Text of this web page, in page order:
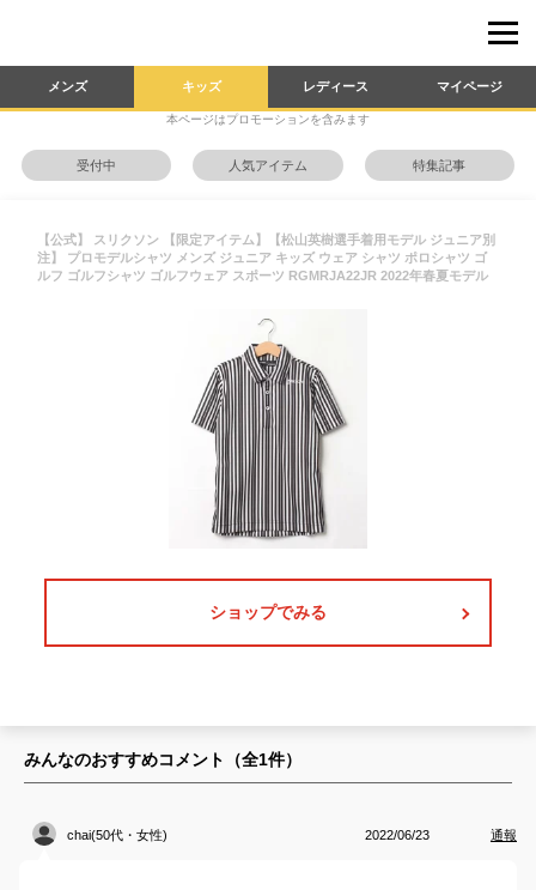
メンズ キッズ レディース マイページ
本ページはプロモーションを含みます
受付中 人気アイテム 特集記事
【公式】 スリクソン 【限定アイテム】【松山英樹選手着用モデル ジュニア別
注】 プロモデルシャツ メンズ ジュニア キッズ ウェア シャツ ポロシャツ ゴ
ルフ ゴルフシャツ ゴルフウェア スポーツ RGMRJA22JR 2022年春夏モデル
ショップでみる
みんなのおすすめコメント（全1件）
chai(50代・女性) 2022/06/23 通報